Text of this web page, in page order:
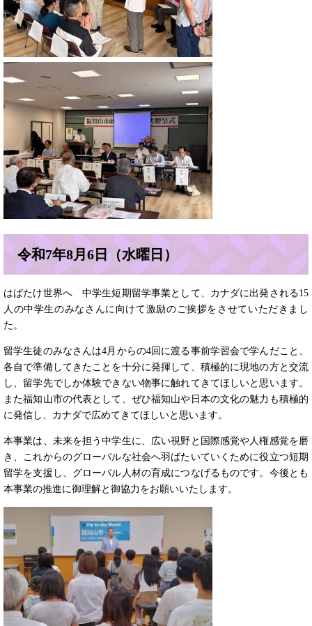
令和7年8月6日（水曜日）
はばたけ世界へ 中学生短期留学事業として、カナダに出発される15
人の中学生のみなさんに向けて激励のご挨拶をさせていただきまし
た。
留学生徒のみなさんは4月からの4回に渡る事前学習会で学んだこと、
各自で準備してきたことを十分に発揮して、積極的に現地の方と交流
し、留学先でしか体験できない物事に触れてきてほしいと思います。
また福知山市の代表として、ぜひ福知山や日本の文化の魅力も積極的
に発信し、カナダで広めてきてほしいと思います。
本事業は、未来を担う中学生に、広い視野と国際感覚や人権感覚を磨
き、これからのグローバルな社会へ羽ばたいていくために役立つ短期
留学を支援し、グローバル人材の育成につなげるものです。今後とも
本事業の推進に御理解と御協力をお願いいたします。